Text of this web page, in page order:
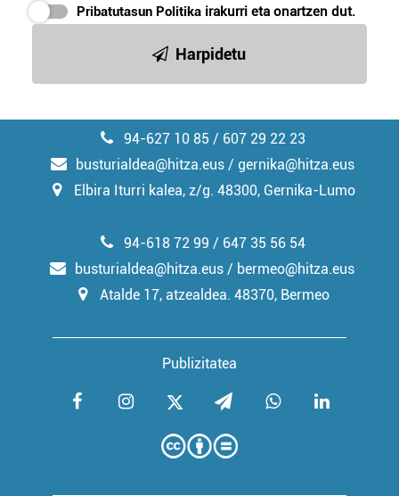
Pribatutasun Politika irakurri eta onartzen dut.
Harpidetu
94-627 10 85 / 607 29 22 23
busturialdea@hitza.eus / gernika@hitza.eus
Elbira Iturri kalea, z/g. 48300, Gernika-Lumo
Publizitatea
94-618 72 99 / 647 35 56 54
busturialdea@hitza.eus / bermeo@hitza.eus
Atalde 17, atzealdea. 48370, Bermeo